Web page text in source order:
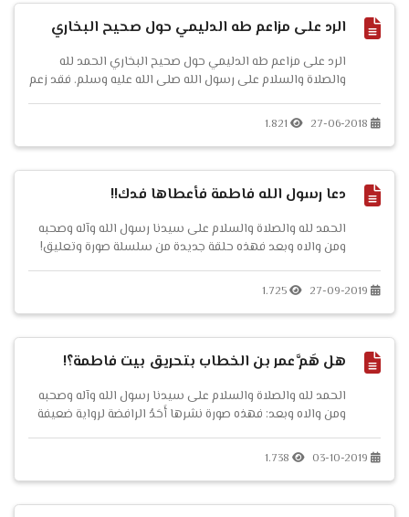
الرد على مزاعم طه الدليمي حول صحيح البخاري
الرد على مزاعم طه الدليمي حول صحيح البخاري الحمد لله
والصلاة والسلام على رسول الله صلى الله عليه وسلم. فقد زعم
مدار التاريخ محاولًا بذلك أن يرد حديث [ ويح عمار ، تقتله الفئة
27-06-2018
1.821
دعا رسول الله فاطمة فأعطاها فدك!!
الحمد لله والصلاة والسلام على سيدنا رسول الله وآله وصحبه
ومن والاه وبعد فهذه حلقة جديدة من سلسلة صورة وتعليق!
الصديق رضي الله عنه...
27-09-2019
1.725
هل هَمَّ عمر بن الخطاب بتحريق بيت فاطمة؟!
الحمد لله والصلاة والسلام على سيدنا رسول الله وآله وصحبه
ومن والاه وبعد: فهذه صورة نشرها أَحَدُ الرافضة لرواية ضعيفة
عنه بأنه أراد إحراق البيت على فاطمة بنت رسول الله ص...
03-10-2019
1.738